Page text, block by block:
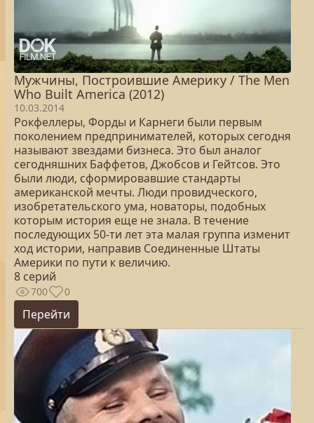
Мужчины, Построившие Америку / The Men
Who Built America (2012)
10.03.2014
Рокфеллеры, Форды и Карнеги были первым
поколением предпринимателей, которых сегодня
называют звездами бизнеса. Это был аналог
сегодняшних Баффетов, Джобсов и Гейтсов. Это
были люди, сформировавшие стандарты
американской мечты. Люди провидческого,
изобретательского ума, новаторы, подобных
которым история еще не знала. В течение
последующих 50-ти лет эта малая группа изменит
ход истории, направив Соединенные Штаты
Америки по пути к величию.
8 серий
700 0
Перейти